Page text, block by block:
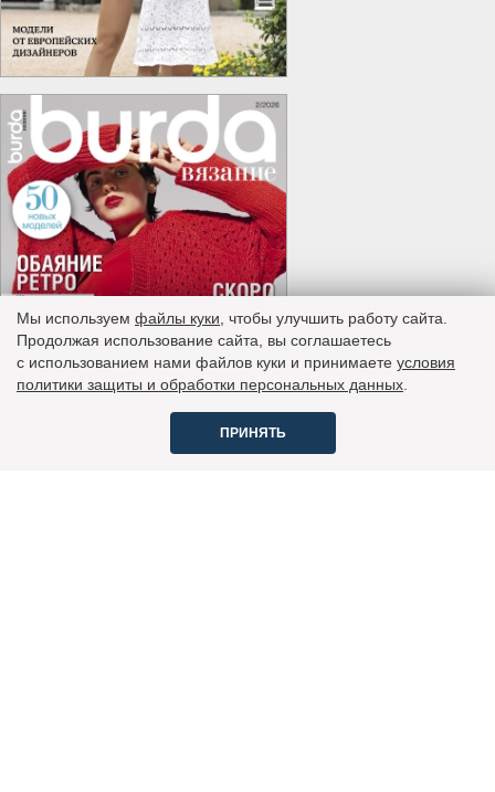
Мы используем файлы куки , чтобы улучшить работу сайта.
Продолжая использование сайта, вы соглашаетесь
c использованием нами файлов куки и принимаете условия
политики защиты и обработки персональных данных
ПРИНЯТЬ